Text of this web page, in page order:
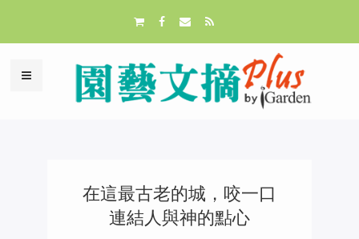
在這最古老的城，咬一口
連結人與神的點心